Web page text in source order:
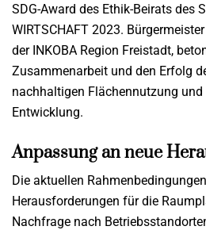
SDG-Award des Ethik-Beirats des
WIRTSCHAFT 2023.
der INKOBA Region Freistadt,
Zusammenarbeit und den Erfolg
nachhaltigen Flächennutzung
Entwicklung.
Anpassung an neue
Die aktuellen
Herausforderungen für die
Nachfrage nach